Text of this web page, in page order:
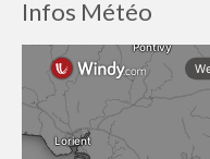
Infos Météo